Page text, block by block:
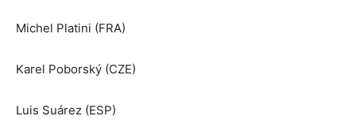
Michel Platini (FRA)
Karel Poborský (CZE)
Luis Suárez (ESP)